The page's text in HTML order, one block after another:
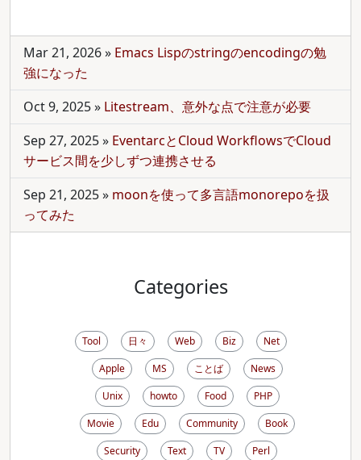
Mar 21, 2026» Emacs Lispのstringのencodingの勉
強になった
Oct 9, 2025» Litestream、意外な点で注意が必要
Sep 27, 2025» EventarcとCloud WorkflowsでCloud
サービス間を少しずつ連携させる
Sep 21, 2025» moonを使って多言語monorepoを扱
ってみた
Categories
Tool 日々 Web Biz
Net
Apple
MS ことば
News
Unix
howto Food
PHP
Movie
Edu Community
Book
Security
Text TV
Perl